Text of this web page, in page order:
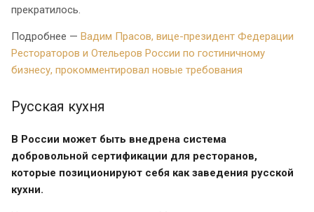
прекратилось.
Подробнее — Вадим Прасов, вице-президент Федерации
Рестораторов и Отельеров России по гостиничному
бизнесу, прокомментировал новые требования
Русская кухня
В России может быть внедрена система
добровольной сертификации для ресторанов,
которые позиционируют себя как заведения русской
кухни.